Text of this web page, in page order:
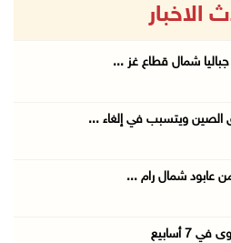
الاخبار
شمال قطاع غز ...
ويتسبب في إلغاء ...
من عابود شمال رام ...
أسابيع